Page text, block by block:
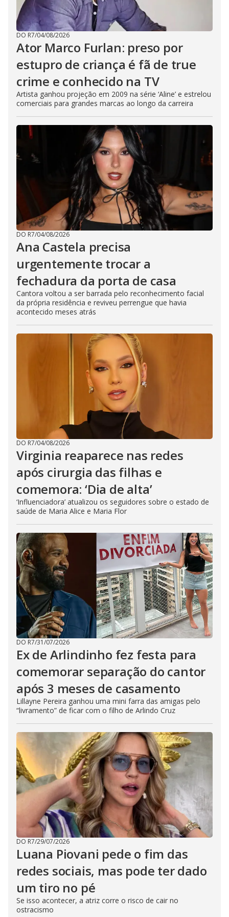
DO R7/04/08/2026
Ator Marco Furlan: preso por
estupro de criança é fã de true
crime e conhecido na TV
Artista ganhou projeção em 2009 na série ‘Aline’ e estrelou
comerciais para grandes marcas ao longo da carreira
DO R7/04/08/2026
Ana Castela precisa
urgentemente trocar a
fechadura da porta de casa
Cantora voltou a ser barrada pelo reconhecimento facial
da própria residência e reviveu perrengue que havia
acontecido meses atrás
DO R7/04/08/2026
Virginia reaparece nas redes
após cirurgia das filhas e
comemora: ‘Dia de alta’
‘Influenciadora’ atualizou os seguidores sobre o estado de
saúde de Maria Alice e Maria Flor
DO R7/31/07/2026
Ex de Arlindinho fez festa para
comemorar separação do cantor
após 3 meses de casamento
Lillayne Pereira ganhou uma mini farra das amigas pelo
“livramento” de ficar com o filho de Arlindo Cruz
DO R7/29/07/2026
Luana Piovani pede o fim das
redes sociais, mas pode ter dado
um tiro no pé
Se isso acontecer, a atriz corre o risco de cair no
ostracismo